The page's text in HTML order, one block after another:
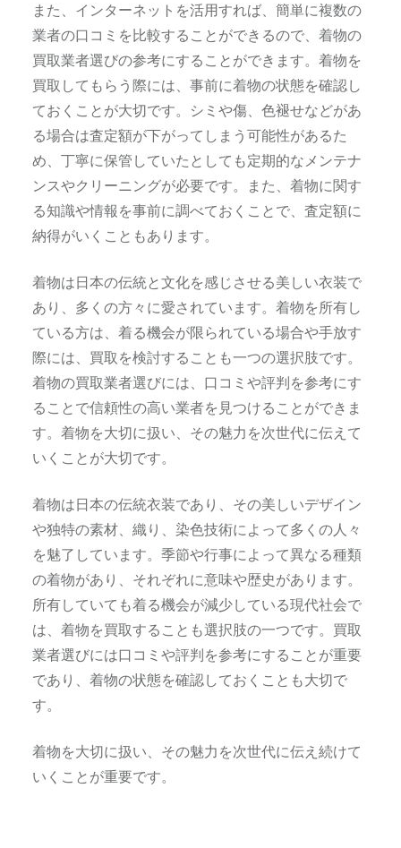
また、インターネットを活用すれば、簡単に複数の
業者の口コミを比較することができるので、着物の
買取業者選びの参考にすることができます。着物を
買取してもらう際には、事前に着物の状態を確認し
ておくことが大切です。シミや傷、色褪せなどがあ
る場合は査定額が下がってしまう可能性があるた
め、丁寧に保管していたとしても定期的なメンテナ
ンスやクリーニングが必要です。また、着物に関す
る知識や情報を事前に調べておくことで、査定額に
納得がいくこともあります。
着物は日本の伝統と文化を感じさせる美しい衣装で
あり、多くの方々に愛されています。着物を所有し
ている方は、着る機会が限られている場合や手放す
際には、買取を検討することも一つの選択肢です。
着物の買取業者選びには、口コミや評判を参考にす
ることで信頼性の高い業者を見つけることができま
す。着物を大切に扱い、その魅力を次世代に伝えて
いくことが大切です。
着物は日本の伝統衣装であり、その美しいデザイン
や独特の素材、織り、染色技術によって多くの人々
を魅了しています。季節や行事によって異なる種類
の着物があり、それぞれに意味や歴史があります。
所有していても着る機会が減少している現代社会で
は、着物を買取することも選択肢の一つです。買取
業者選びには口コミや評判を参考にすることが重要
であり、着物の状態を確認しておくことも大切で
す。
着物を大切に扱い、その魅力を次世代に伝え続けて
いくことが重要です。